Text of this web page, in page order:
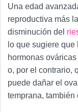
Una edad
reproductiva más
disminución del
lo que sugiere
hormonas
o, por el contrario,
puede dañar el
temprana, también